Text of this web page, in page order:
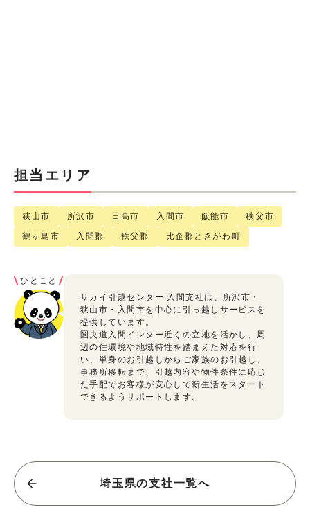
担当エリア
狭山市 所沢市 日高市 入間市 飯能市 秩父市
鶴ヶ島市 入間郡 秩父郡 比企郡ときがわ町
ひとこと
サカイ引越センター 入間支社は、所沢市・
狭山市・入間市を中心に引っ越しサービスを
提供しています。
圏央道入間インター近くの立地を活かし、周
辺の住環境や地域特性を踏まえた対応を行
い、単身のお引越しからご家族のお引越し、
事務所移転まで、引越内容や物件条件に応じ
た手配でお客様が安心して新生活をスタート
できるようサポートします。
埼玉県の支社一覧へ